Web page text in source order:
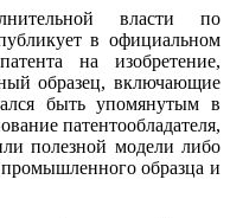
власти по
в официальном
на изобретение,
образец, включающие
быть упомянутым в
патентообладателя,
полезной модели либо
образца и